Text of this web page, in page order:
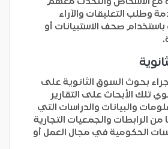
وطلب التعليقات والآراء
صحف الاستبيانات أو
بحوث السوق الثانوية على
تلك الأبحاث على التقارير
والبيانات والدراسات التي
الرابطات والجمعيات التجارية
الحكومية في مجال العمل أو